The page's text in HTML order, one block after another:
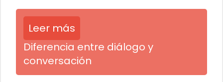
Leer más
Diferencia entre diálogo y
conversación